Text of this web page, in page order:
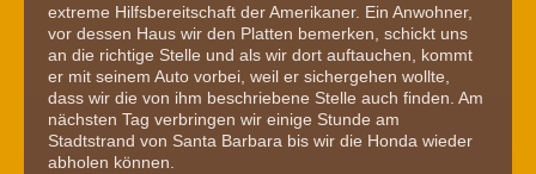
extreme Hilfsbereitschaft der Amerikaner. Ein Anwohner,
vor dessen Haus wir den Platten bemerken, schickt uns
an die richtige Stelle und als wir dort auftauchen, kommt
er mit seinem Auto vorbei, weil er sichergehen wollte,
dass wir die von ihm beschriebene Stelle auch finden. Am
nächsten Tag verbringen wir einige Stunde am
Stadtstrand von Santa Barbara bis wir die Honda wieder
abholen können.